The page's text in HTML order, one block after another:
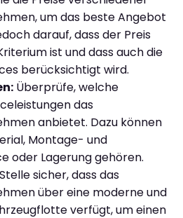
um das beste Angebot
darauf, dass der Preis
ist und dass auch die
berücksichtigt wird.
Überprüfe, welche
das
anbietet. Dazu können
Montage- und
oder Lagerung gehören.
Stelle sicher, dass das
über eine moderne und
verfügt, um einen